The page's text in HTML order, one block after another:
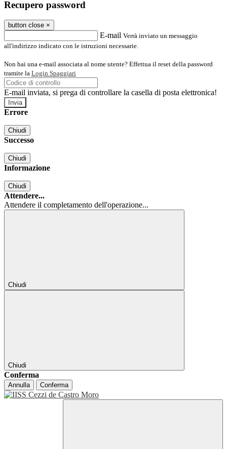
Recupero password
button close ×
E-mail Verrà inviato un messaggio
all'indirizzo indicato con le istruzioni necessarie.
Non hai una e-mail associata al nome utente? Effettua il reset della password
tramite la Login Spaggiari
E-mail inviata, si prega di controllare la casella di posta elettronica!
Errore
Chiudi
Successo
Chiudi
Informazione
Chiudi
Attendere...
Attendere il completamento dell'operazione...
Chiudi
Chiudi
Conferma
Annulla Conferma